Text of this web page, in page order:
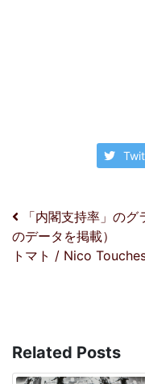
投稿ナビ
「内閣支持率」の
のデータを掲載）
トマト / Nico
Related Posts